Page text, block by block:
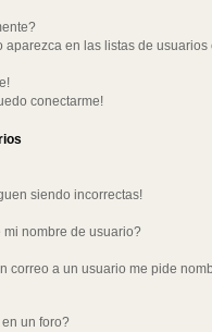
en las listas de usuarios
conectarme!
siendo incorrectas!
nombre de usuario?
correo a un usuario me pide
un foro?